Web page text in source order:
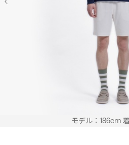
モデル：186cm